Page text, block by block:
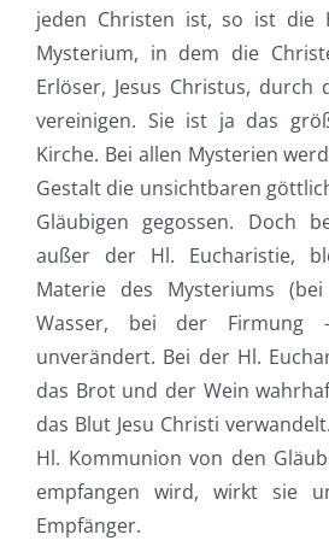
jeden Christen ist, so ist die
Mysterium, in dem die
Erlöser, Jesus Christus, durch
vereinigen. Sie ist ja das
Kirche. Bei allen Mysterien
Gestalt die unsichtbaren
Gläubigen gegossen. Doch
außer der Hl. Eucharistie,
Materie des Mysteriums
Wasser, bei der Firmung
unverändert. Bei der Hl.
das Brot und der Wein
das Blut Jesu Christi
Hl. Kommunion von den
empfangen wird, wirkt sie
Empfänger.